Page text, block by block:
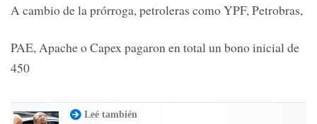
A cambio de la prórroga, petroleras como YPF, Petrobras,
PAE, Apache o Capex pagaron en total un bono inicial de
450
Leé también